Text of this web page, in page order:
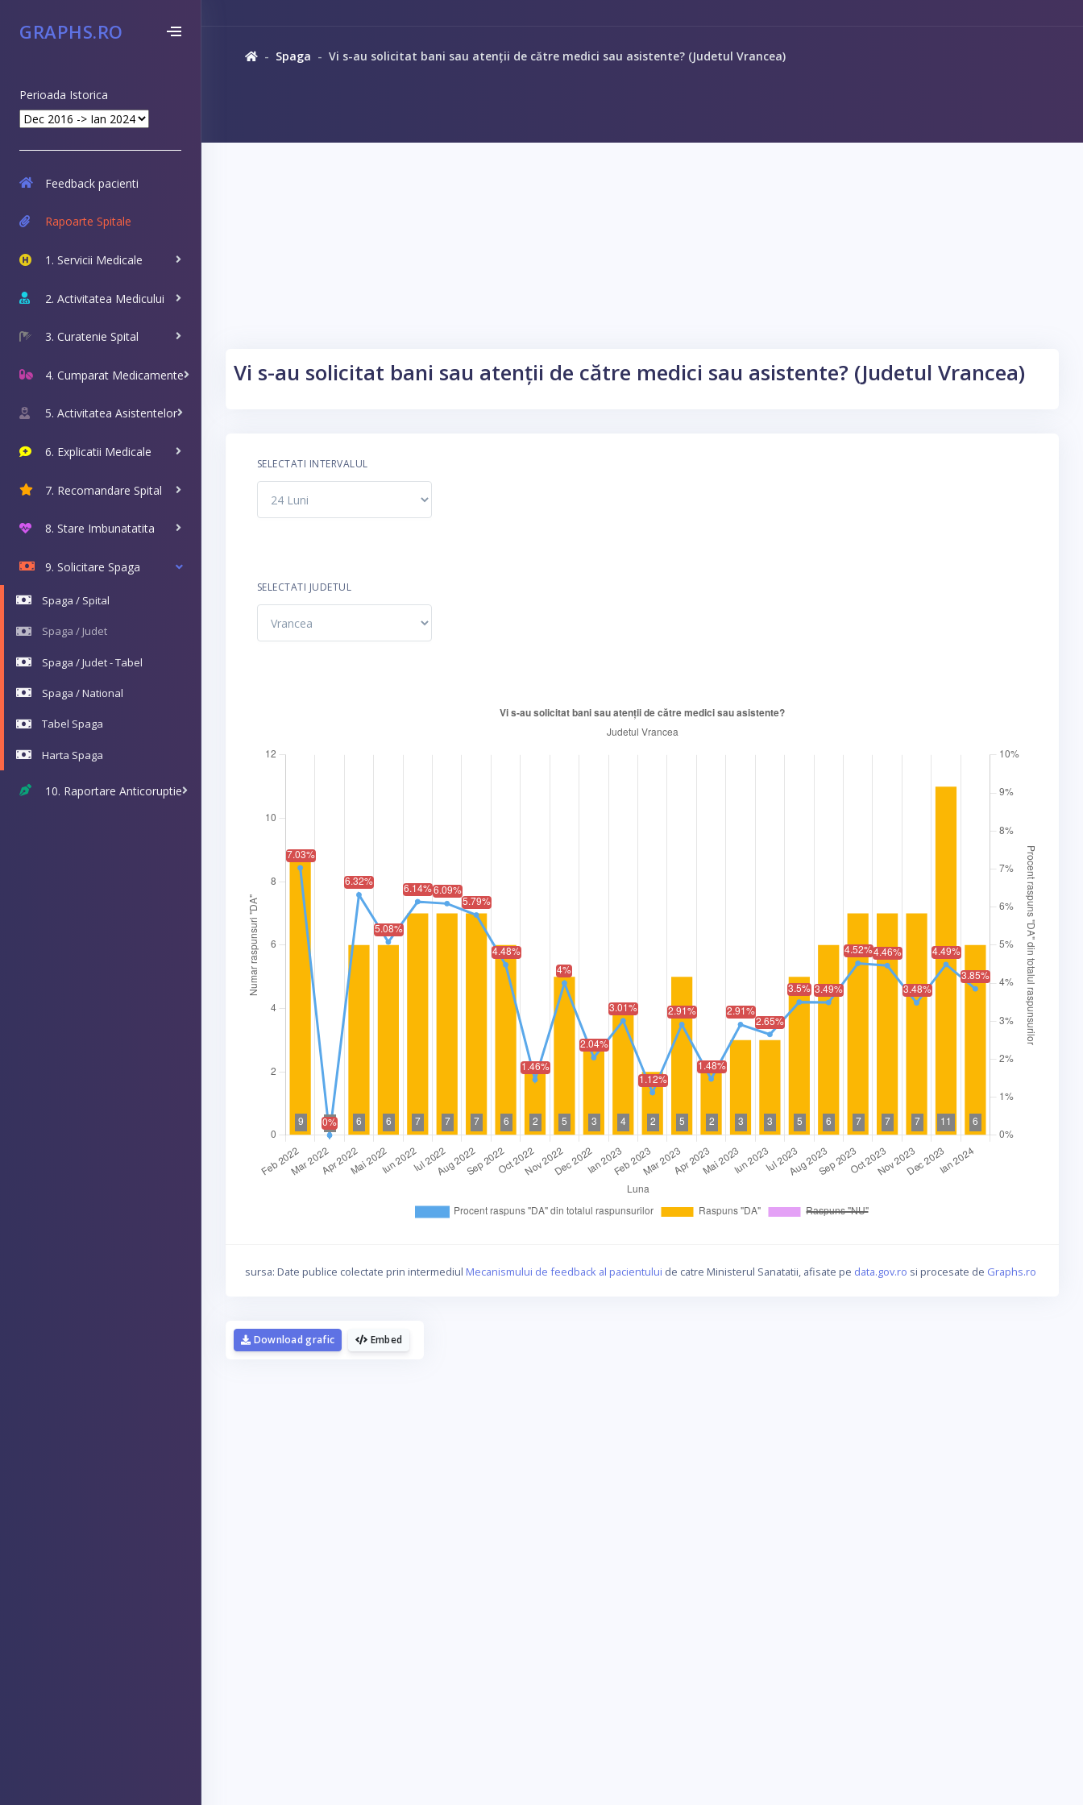
GRAPHS.RO
Perioada Istorica
Feedback pacienti
Rapoarte Spitale
1. Servicii Medicale
2. Activitatea Medicului
3. Curatenie Spital
4. Cumparat Medicamente
5. Activitatea Asistentelor
6. Explicatii Medicale
7. Recomandare Spital
8. Stare Imbunatatita
9. Solicitare Spaga
Spaga / Spital
Spaga / Judet
Spaga / Judet - Tabel
Spaga / National
Tabel Spaga
Harta Spaga
10. Raportare Anticoruptie
Spaga Vi s-au solicitat bani sau atenții de către medici sau asistente? (Judetul Vrancea)
Vi s-au solicitat bani sau atenții de către medici sau asistente? (Judetul Vrancea)
SELECTATI INTERVALUL
SELECTATI JUDETUL
sursa: Date publice colectate prin intermediul Mecanismului de feedback al pacientului de catre Ministerul Sanatatii, afisate pe data.gov.ro si procesate de Graphs.ro
Embed
Download grafic
La fel cum tie iti plac graficele, mie imi